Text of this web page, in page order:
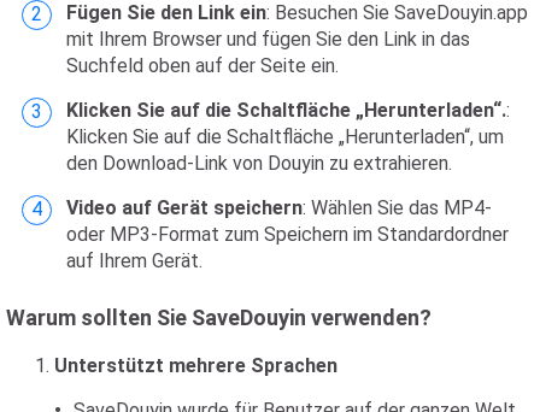
Fügen Sie den Link ein: Besuchen Sie SaveDouyin.app
mit Ihrem Browser und fügen Sie den Link in das
Suchfeld oben auf der Seite ein.
Klicken Sie auf die Schaltfläche „Herunterladen“.:
Klicken Sie auf die Schaltfläche „Herunterladen“, um
den Download-Link von Douyin zu extrahieren.
Video auf Gerät speichern: Wählen Sie das MP4-
oder MP3-Format zum Speichern im Standardordner
auf Ihrem Gerät.
Warum sollten Sie SaveDouyin verwenden?
Unterstützt mehrere Sprachen